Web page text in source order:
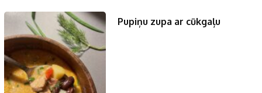
Pupiņu zupa ar cūkgaļu